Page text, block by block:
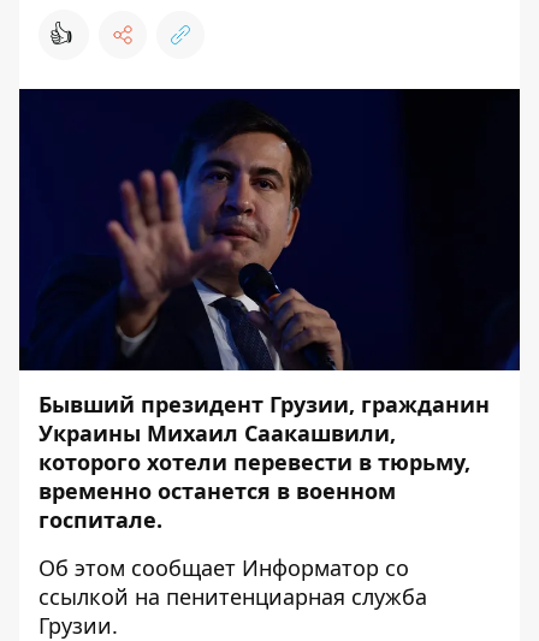
👍
Бывший президент Грузии, гражданин
Украины Михаил Саакашвили,
которого хотели перевести в тюрьму,
временно останется в военном
госпитале.
Об этом сообщает Информатор со
ссылкой на пенитенциарная служба
Грузии.